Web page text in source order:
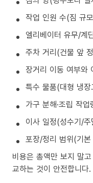
작업 인원 수(짐 규
엘리베이터 유무/계
주차 거리(건물 앞
장거리 이동 여부와
특수 물품(대형 냉
가구 분해·조립 작업
이사 일정(성수기/
포장/정리 범위(기
비용은 총액만 보지 말
교하는 것이 안전합니다.